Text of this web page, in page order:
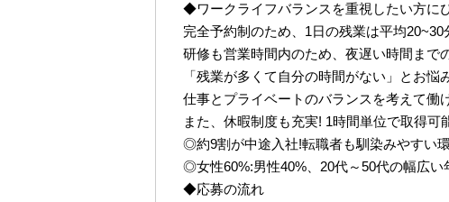
◆ワークライフバランスを重視したい方に
完全予約制のため、1日の残業は平均20~30
研修も営業時間内のため、夜遅い時間まで
「残業が多くて自分の時間がない」とお悩
仕事とプライベートのバランスを考えて働
また、休暇制度も充実! 1時間単位で取得可
◎約9割が中途入社!転職者も馴染みやすい
◎女性60%:男性40%、20代～50代の幅広い
◆応募の流れ